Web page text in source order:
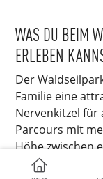
WAS DU BEIM
ERLEBEN
Der
Familie eine
Nervenkitzel für
Parcours mit
Höhe zwischen
natürlichen